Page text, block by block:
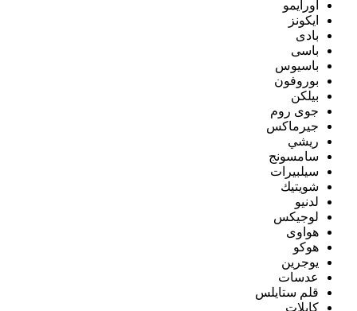
اورايمو
ايكونز
بادى
باسى
باسيوس
بوروفون
بيلكن
جوى روم
جيرماكس
ريشي
سامسونج
سيلبيرات
شويتيك
لدنيو
لوجيكس
هواوى
هوكو
يوجرين
عدسات
قلم ستايلس
كابلات